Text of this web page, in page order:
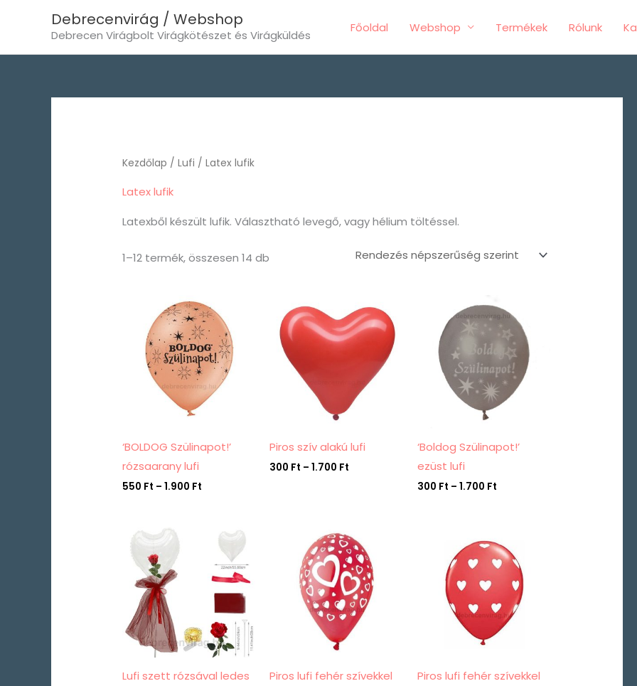
Debrecenvirág / Webshop
Debrecen Virágbolt Virágkötészet és Virágküldés
Főoldal Webshop Termékek Rólunk
Kezdőlap /Lufi / Latex lufik
Latex lufik
Latexből készült lufik. Választható levegő, vagy hélium töltéssel.
1–12 termék, összesen 14 db
Sorted
‘BOLDOG Szülinapot!’
rózsaarany lufi
550 Ft – 1.900 Ft
Ártartomány:
550 Ft
-
1.900 Ft
Piros szív alakú lufi
300 Ft – 1.700 Ft
300 Ft
-
1.700 Ft
‘Boldog Szülinapot!’
ezüst lufi
300 Ft – 1.700 Ft
300 Ft
-
1.700 Ft
Lufi szett rózsával ledes
Piros lufi fehér szívekkel
330 Ft
-
1.700 Ft
Piros lufi fehér szívekkel
400 Ft
-
1.800 Ft